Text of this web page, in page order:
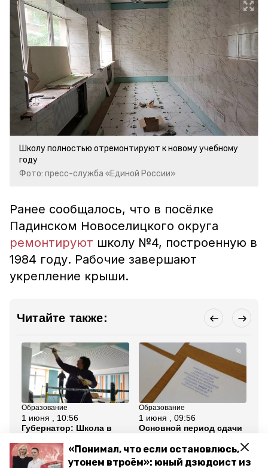
«Понимал, что если остановлюсь,
утонем втроём»: юный дзюдоист из
Школу полностью отремонтируют к новому учебному
году
Фото: пресс-служба «Единой России»
Ранее сообщалось, что в посёлке
Падинском Новоселицкого округа
ремонтируют школу №4, построенную в
1984 году. Рабочие завершают
укрепление крыши.
Читайте также:
Образование
1 июня , 10:56
Губернатор: Школа в
100 мест после
реконструкции
Образование
1 июня , 09:56
Основной период сдачи
Ставрополя 1 июня